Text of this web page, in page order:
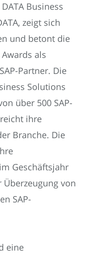
Business
zeigt sich
und betont die
als
Partner. Die
Solutions
über 500 SAP-
ihre
Branche. Die
Geschäftsjahr
von
SAP-
eine